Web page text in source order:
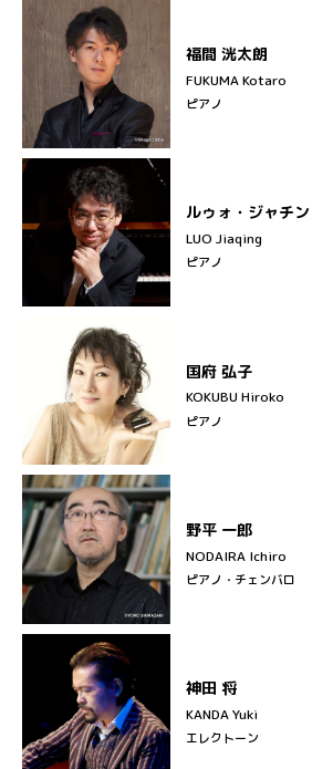
福間 洸太朗
FUKUMA Kotaro
ピアノ
ルゥォ・ジャチン
LUO Jiaqing
ピアノ
国府 弘子
KOKUBU Hiroko
ピアノ
野平 一郎
NODAIRA Ichiro
ピアノ・チェンバロ
神田 将
KANDA Yuki
エレクトーン